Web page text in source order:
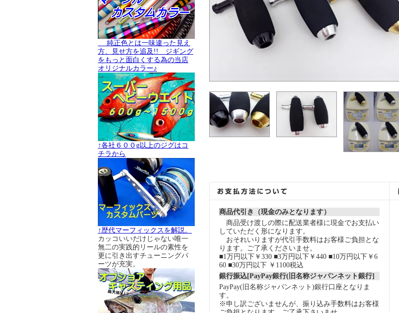
純正色とは一味違った見え
方、見せ方を追及!! ジギング
をもっと面白くする為の当店
オリジナルカラー♪
↑各社６００g以上のジグはコ
チラから
↑歴代マーフィックスを解説。
カッコいいだけじゃない唯一
無二の実践的リールの素性を
更に引き出すチューニングパ
ーツが充実。
商品代引き（現金のみとなります）
商品受け渡しの際に配送業者様に現金でお支払い
していただく形になります。
おそれいりますが代引手数料はお客様ご負担とな
ります。ご了承くださいませ。
■1万円以下￥330 ■3万円以下￥440 ■10万円以下￥6
60 ■30万円以下 ￥1100税込
銀行振込[PayPay銀行(旧名称ジャパンネット銀行]
PayPay(旧名称ジャパンネット)銀行口座となりま
す。
※申し訳ございませんが、振り込み手数料はお客様